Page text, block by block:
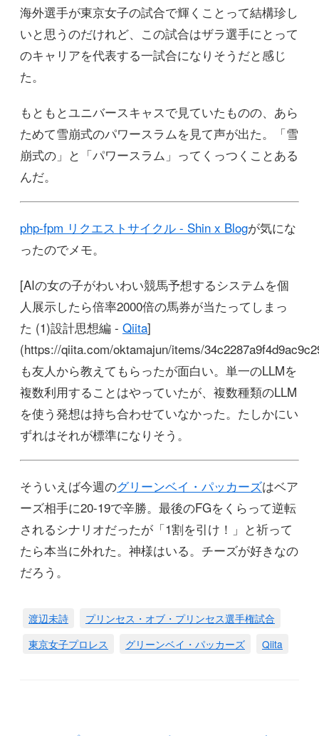
海外選手が東京女子の試合で輝くことって結構珍し
いと思うのだけれど、この試合はザラ選手にとって
のキャリアを代表する一試合になりそうだと感じ
た。
もともとユニバースキャスで見ていたものの、あら
ためて雪崩式のパワースラムを見て声が出た。「雪
崩式の」と「パワースラム」ってくっつくことある
んだ。
php-fpm リクエストサイクル - Shin x Blogが気にな
ったのでメモ。
[AIの女の子がわいわい競馬予想するシステムを個
人展示したら倍率2000倍の馬券が当たってしまっ
た (1)設計思想編 - Qiita]
(https://qiita.com/oktamajun/items/
も友人から教えてもらったが面白い。単一のLLMを
複数利用することはやっていたが、複数種類のLLM
を使う発想は持ち合わせていなかった。たしかにい
ずれはそれが標準になりそう。
そういえば今週のグリーンベイ・パッカーズはベア
ーズ相手に20-19で辛勝。最後のFGをくらって逆転
されるシナリオだったが「1割を引け！」と祈って
たら本当に外れた。神様はいる。チーズが好きなの
だろう。
渡辺未詩
プリンセス・オブ・プリンセス選手権試合
東京女子プロレス
グリーンベイ・パッカーズ Qiita